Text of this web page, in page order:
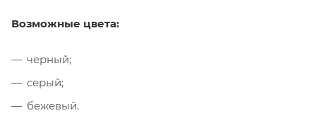
Возможные цвета:
черный;
серый;
бежевый.